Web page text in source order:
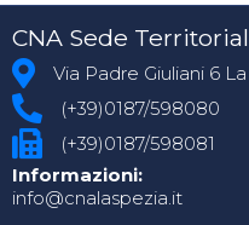
CNA Sede
Via Padre Giuliani 6
(+39)0187/598080
(+39)0187/598081
Informazioni:
info@cnalaspezia.it